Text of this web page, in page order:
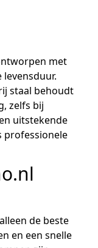
met
staal behoudt
zelfs bij
uitstekende
professionele
de beste
en een snelle